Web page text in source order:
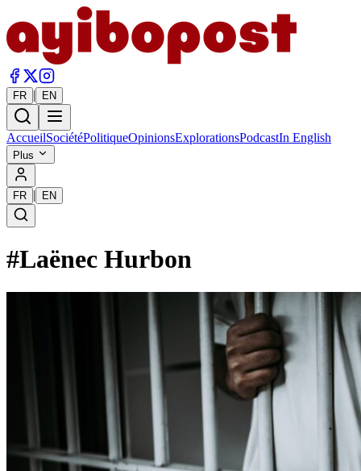
FR | EN
AccueilSociétéPolitiqueOpinionsExplorationsPodcastIn English
Plus
FR | EN
#Laënec Hurbon